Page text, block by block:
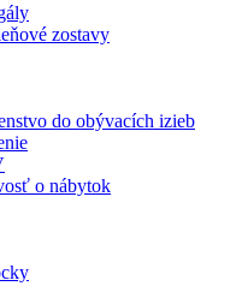
zostavy
do obývacích izieb
o nábytok